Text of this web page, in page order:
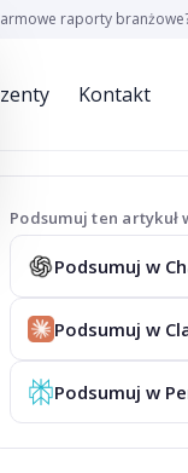
raporty
Kontakt
Podsumuj ten artykuł
Podsumuj w
Podsumuj w
Podsumuj w